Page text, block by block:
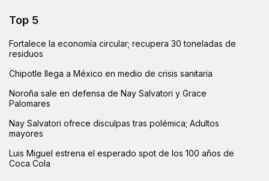
Top 5
Fortalece la economía circular; recupera 30 toneladas de
residuos
Chipotle llega a México en medio de crisis sanitaria
Noroña sale en defensa de Nay Salvatori y Grace
Palomares
Nay Salvatori ofrece disculpas tras polémica; Adultos
mayores
Luis Miguel estrena el esperado spot de los 100 años de
Coca Cola